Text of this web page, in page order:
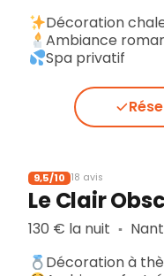
Décoration
Ambiance
Spa privatif
9,5/10 18 avis
Le Clair
130 € la nuit ▪︎
Décoration à